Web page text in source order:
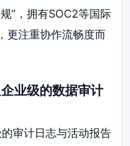
”，拥有SOC2等国际
更注重协作流畅度而
业级的数据审计
审计日志与活动报告